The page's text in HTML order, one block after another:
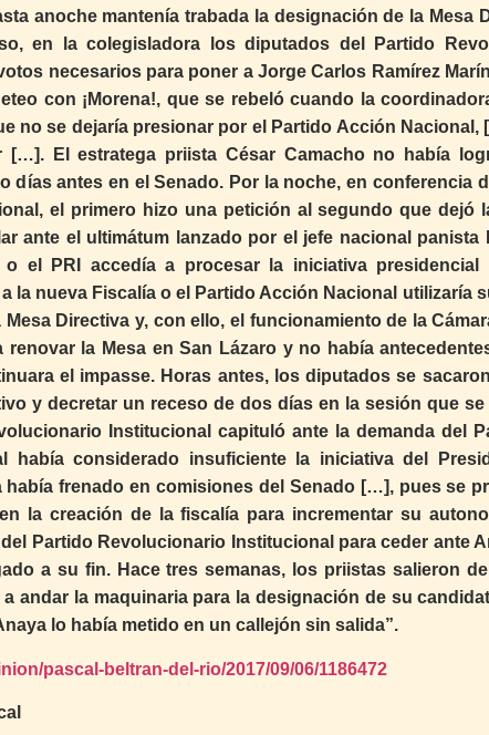
anoche mantenía trabada la designación de la Mesa
en la colegisladora los diputados del Partido
necesarios para poner a Jorge Carlos Ramírez
con ¡Morena!, que se rebeló cuando la
no se dejaría presionar por el Partido Acción Nacional,
[…]. El estratega priista César Camacho no había
días antes en el Senado. Por la noche, en conferencia
el primero hizo una petición al segundo que dejó
ante el ultimátum lanzado por el jefe nacional panista
el PRI accedía a procesar la iniciativa presidencial
la nueva Fiscalía o el Partido Acción Nacional utilizaría
Directiva y, con ello, el funcionamiento de la
renovar la Mesa en San Lázaro y no había
el impasse. Horas antes, los diputados se
y decretar un receso de dos días en la sesión que
Institucional capituló ante la demanda del
había considerado insuficiente la iniciativa del
había frenado en comisiones del Senado […], pues se
la creación de la fiscalía para incrementar su
Partido Revolucionario Institucional para ceder ante
a su fin. Hace tres semanas, los priistas salieron
andar la maquinaria para la designación de su
lo había metido en un callejón sin salida”.
pascal-beltran-del-rio/2017/09/06/1186472